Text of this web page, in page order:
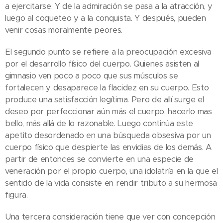
a ejercitarse. Y de la admiración se pasa a la atracción, y
luego al coqueteo y a la conquista. Y después, pueden
venir cosas moralmente peores.
El segundo punto se refiere a la preocupación excesiva
por el desarrollo físico del cuerpo. Quienes asisten al
gimnasio ven poco a poco que sus músculos se
fortalecen y desaparece la flacidez en su cuerpo. Esto
produce una satisfacción legítima. Pero de allí surge el
deseo por perfeccionar aún más el cuerpo, hacerlo mas
bello, más allá de lo razonable. Luego continúa este
apetito desordenado en una búsqueda obsesiva por un
cuerpo físico que despierte las envidias de los demás. A
partir de entonces se convierte en una especie de
veneración por el propio cuerpo, una idolatría en la que el
sentido de la vida consiste en rendir tributo a su hermosa
figura.
Una tercera consideración tiene que ver con concepción